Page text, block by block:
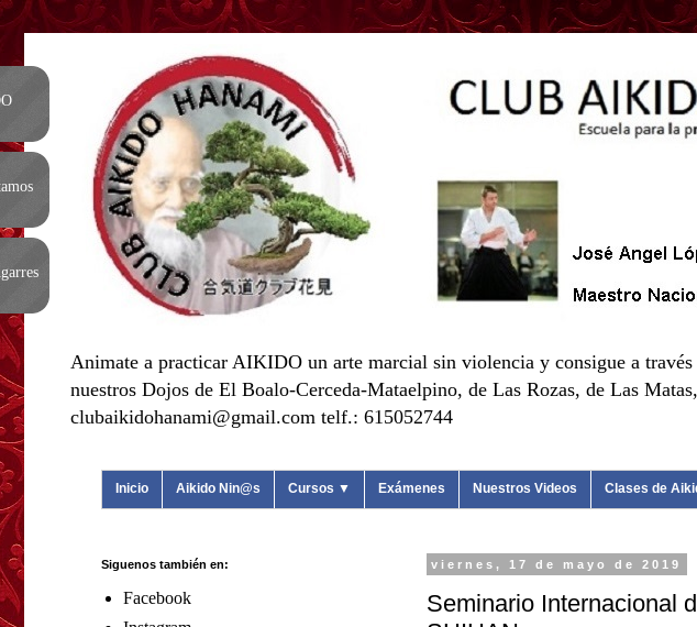
Animate a practicar AIKIDO un arte marcial sin violencia y consigue a
nuestros Dojos de El Boalo-Cerceda-Mataelpino, de Las Rozas, de Las
clubaikidohanami@gmail.com telf.: 615052744
Inicio Aikido Nin@s Cursos ▼ Exámenes Nuestros Videos Clases de
viernes, 17 de mayo de 2019
Seminario Internacional
Siguenos también en:
Facebook